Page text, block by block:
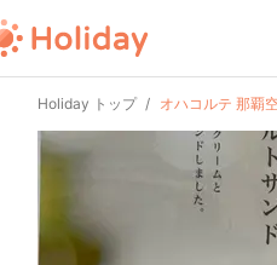
Holiday トップ オハコルテ 那覇